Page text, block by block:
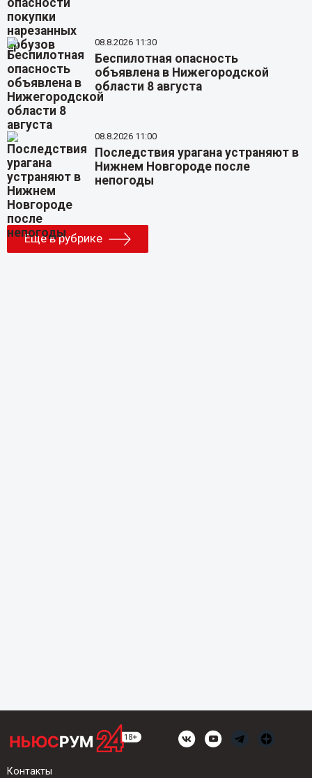
08.8.2026 11:30
Беспилотная опасность
объявлена в Нижегородской
области 8 августа
08.8.2026 11:00
Последствия урагана устраняют в
Нижнем Новгороде после
непогоды
Еще в рубрике
Контакты